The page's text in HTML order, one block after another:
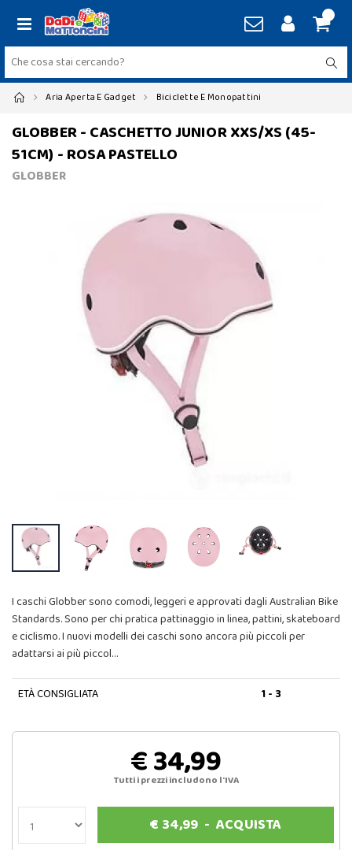
Aria Aperta E Gadget Biciclette E Monopattini
GLOBBER - CASCHETTO JUNIOR XXS/XS (45-
51CM) - ROSA PASTELLO
GLOBBER
I caschi Globber sono comodi, leggeri e approvati dagli Australian Bike
Standards. Sono per chi pratica pattinaggio in linea, pattini, skateboard
e ciclismo. I nuovi modelli dei caschi sono ancora più piccoli per
adattarsi ai più piccol…
ETÀ CONSIGLIATA 1 - 3
€ 34,99
Tutti i prezzi includono l'IVA
€ 34,99 -ACQUISTA